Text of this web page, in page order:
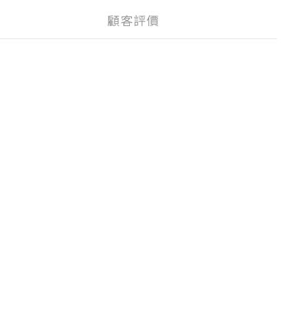
顧客評價